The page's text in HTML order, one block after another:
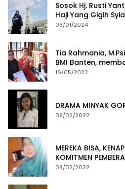
Sosok Hj. Rusti
Haji Yang Gigih
08/01/2024
Tia Rahmania,
BMI Banten,
Pembuatan
16/05/2023
DRAMA MINYAK
09/02/2022
MEREKA BISA,
KOMITMEN
08/02/2022